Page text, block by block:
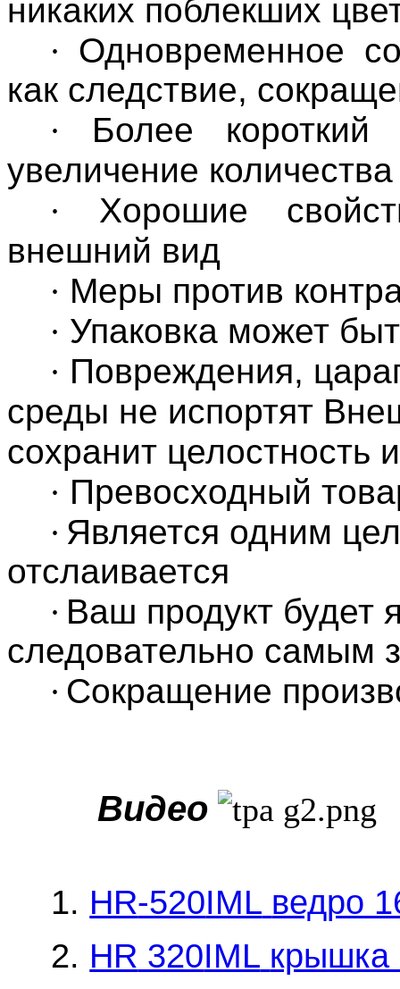
никаких поблекших
· Одновременное
как следствие,
·
Более короткий
увеличение
·
Хорошие
внешний вид
· Меры против
· Упаковка может
· Повреждения,
среды не испортят
сохранит целостность
· Превосходный
· Является одним
отслаивается
· Ваш продукт будет
следовательно самым
· Сокращение
Видео
1. HR-520IML ведро
2. HR 320IML крышка